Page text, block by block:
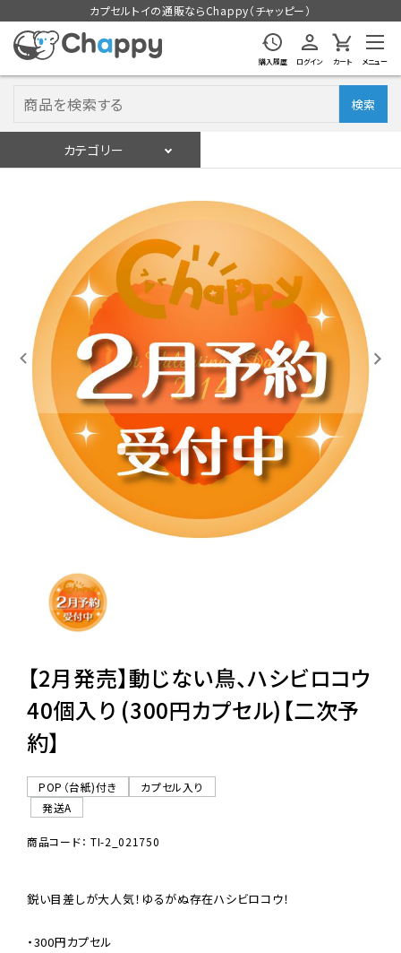
カプセルトイの通販ならChappy（チャッピー）
購入履歴 ログイン カート メニュー
検索
カテゴリー
入荷スケジュールをチェック
カプセルトイマシン本体
カプセルトイ
販促用空カプセル
レンタル
景品・玩具・文具
販促用カプセルトイ
【2月発売】動じない鳥、ハシビロコウ
40個入り (300円カプセル)【二次予
約】
POP（台紙)付き
カプセル入り
発送A
商品コード： TI-2_021750
鋭い目差しが大人気！ゆるがぬ存在ハシビロコウ！
・300円カプセル